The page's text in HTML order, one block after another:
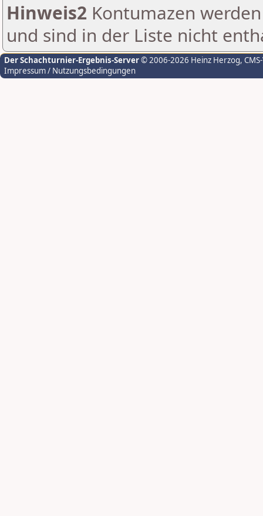
Hinweis2 Kontumazen
und sind in der Liste nicht
Der Schachturnier-Ergebnis-Server© 2006-2026 Heinz Herzog,
Impressum / Nutzungsbedingungen